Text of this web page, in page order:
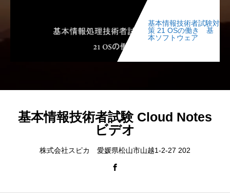
基本情報技術者試験対
策 21 OSの働き 基
本ソフトウェア
基本情報技術者試験 Cloud Notes
ビデオ
株式会社スピカ 愛媛県松山市山越1-2-27 202